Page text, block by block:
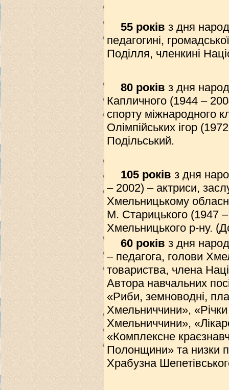
55 років з дня
педагогині,
Поділля, членкині
80 років з дня
Капличного (1944 –
спорту міжнародного
Олімпійських ігор
Подільський.
105 років з дня
– 2002) – актриси,
Хмельницькому
М. Старицького (1947
Хмельницького р-ну.
60 років з дня
– педагога, голови
товариства, члена
Автора навчальних
«Риби, земноводні,
Хмельниччини»,
Хмельниччини»,
«Комплексне
Полонщини» та низки
Храбузна